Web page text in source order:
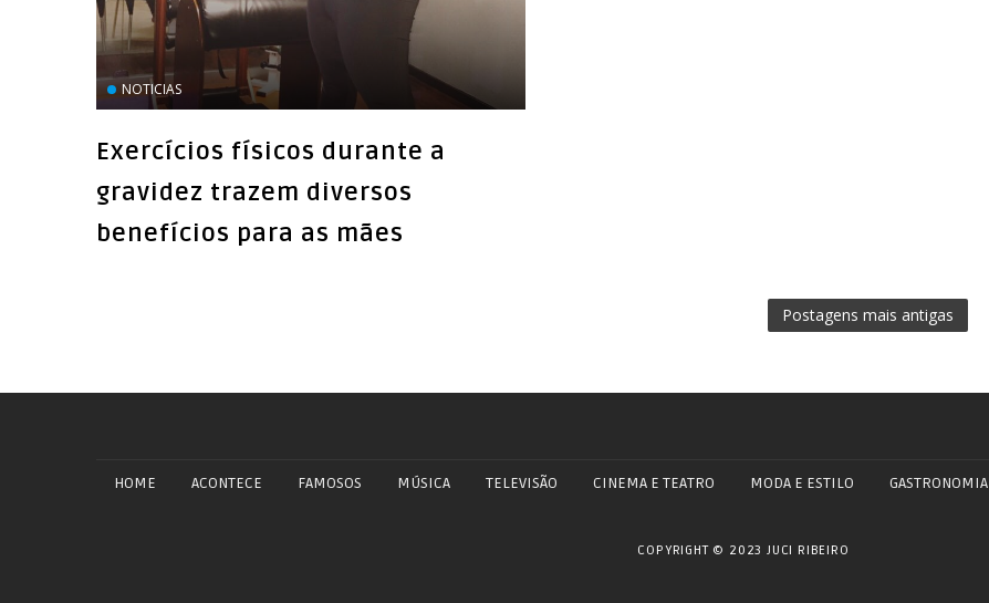
NOTICIAS
Exercícios físicos durante a
gravidez trazem diversos
benefícios para as mães
Postagens mais antigas
HOME ACONTECE FAMOSOS MÚSICA TELEVISÃO CINEMA E TEATRO MODA E ESTILO GASTRONOMIA
COPYRIGHT © 2023 JUCI RIBEIRO